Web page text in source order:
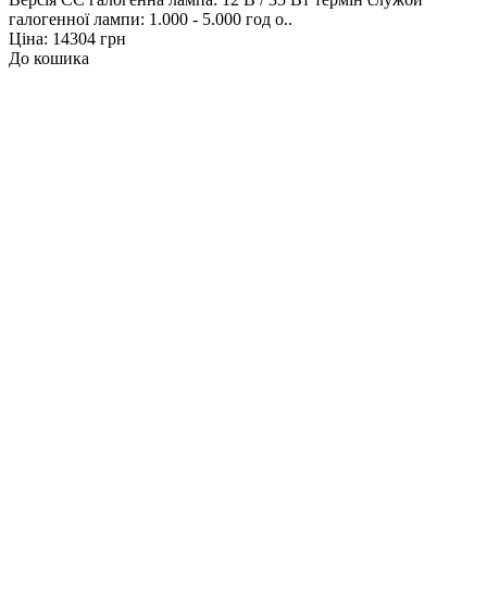
галогенної лампи: 1.000 - 5.000 год о..
Ціна: 14304 грн
До кошика